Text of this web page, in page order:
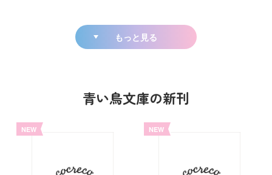
もっと見る
青い鳥文庫の新刊
NEW NEW